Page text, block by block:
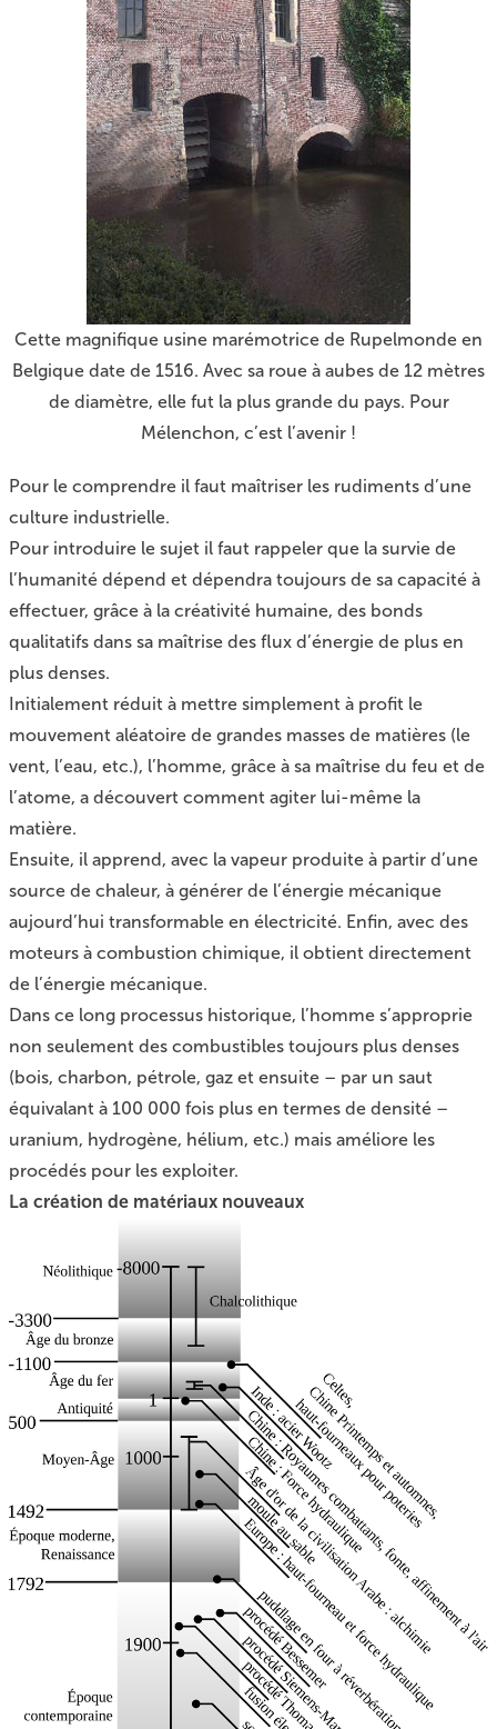
Cette magnifique usine marémotrice de Rupelmonde en
Belgique date de 1516. Avec sa roue à aubes de 12 mètres
de diamètre, elle fut la plus grande du pays. Pour
Mélenchon, c’est l’avenir !
Pour le comprendre il faut maîtriser les rudiments d’une
culture industrielle.
Pour introduire le sujet il faut rappeler que la survie de
l’humanité dépend et dépendra toujours de sa capacité à
effectuer, grâce à la créativité humaine, des bonds
qualitatifs dans sa maîtrise des flux d’énergie de plus en
plus denses.
Initialement réduit à mettre simplement à profit le
mouvement aléatoire de grandes masses de matières (le
vent, l’eau, etc.), l’homme, grâce à sa maîtrise du feu et de
l’atome, a découvert comment agiter lui-même la
matière.
Ensuite, il apprend, avec la vapeur produite à partir d’une
source de chaleur, à générer de l’énergie mécanique
aujourd’hui transformable en électricité. Enfin, avec des
moteurs à combustion chimique, il obtient directement
de l’énergie mécanique.
Dans ce long processus historique, l’homme s’approprie
non seulement des combustibles toujours plus denses
(bois, charbon, pétrole, gaz et ensuite – par un saut
équivalant à 100 000 fois plus en termes de densité –
uranium, hydrogène, hélium, etc.) mais améliore les
procédés pour les exploiter.
La création de matériaux nouveaux